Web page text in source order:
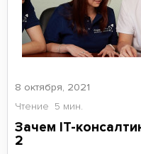
8 октября, 2021
Чтение 5 мин.
Зачем IT-
2